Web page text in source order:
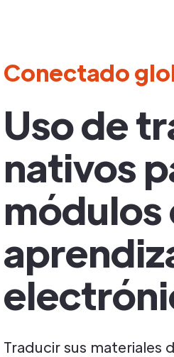
Conectado
Uso de
nativos
módulos
Traducir sus materiales